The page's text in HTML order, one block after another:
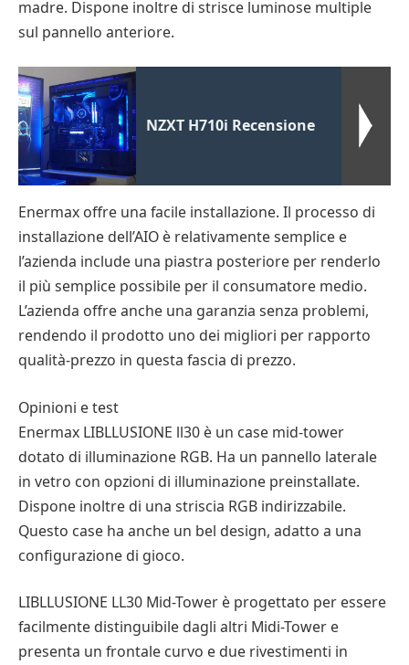
madre. Dispone inoltre di strisce luminose multiple
sul pannello anteriore.
NZXT H710i Recensione
Enermax offre una facile installazione. Il processo di
installazione dell’AIO è relativamente semplice e
l’azienda include una piastra posteriore per renderlo
il più semplice possibile per il consumatore medio.
L’azienda offre anche una garanzia senza problemi,
rendendo il prodotto uno dei migliori per rapporto
qualità-prezzo in questa fascia di prezzo.
Opinioni e test
Enermax LIBLLUSIONE ll30 è un case mid-tower
dotato di illuminazione RGB. Ha un pannello laterale
in vetro con opzioni di illuminazione preinstallate.
Dispone inoltre di una striscia RGB indirizzabile.
Questo case ha anche un bel design, adatto a una
configurazione di gioco.
LIBLLUSIONE LL30 Mid-Tower è progettato per essere
facilmente distinguibile dagli altri Midi-Tower e
presenta un frontale curvo e due rivestimenti in